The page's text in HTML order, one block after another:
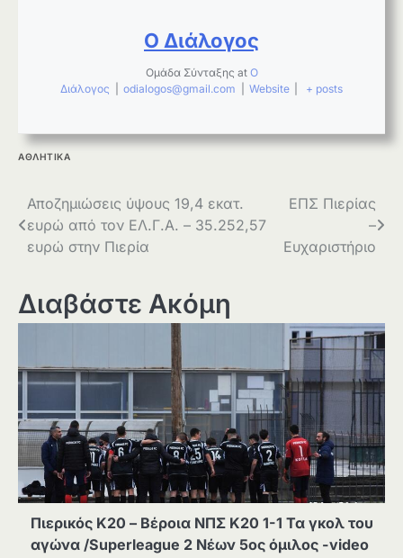
Ο Διάλογος
Ομάδα Σύνταξης at Ο
Διάλογος
odialogos@gmail.com Website + posts
ΑΘΛΗΤΙΚΑ
Πλοήγηση
άρθρων
Αποζημιώσεις ύψους 19,4 εκατ.
ευρώ από τον ΕΛ.Γ.Α. – 35.252,57
ευρώ στην Πιερία
ΕΠΣ Πιερίας
–
Ευχαριστήριο
Διαβάστε Ακόμη
Πιερικός Κ20 – Βέροια ΝΠΣ Κ20 1-1 Τα γκολ του
αγώνα /Superleague 2 Nέων 5ος όμιλος -video